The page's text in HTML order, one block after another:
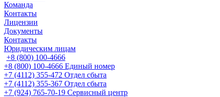
Команда
Контакты
Лицензии
Документы
Контакты
Юридическим лицам
+8 (800) 100-4666
+8 (800) 100-4666 Единый номер
+7 (4112) 355-472 Отдел сбыта
+7 (4112) 355-367 Отдел сбыта
+7 (924) 765-70-19 Сервисный центр